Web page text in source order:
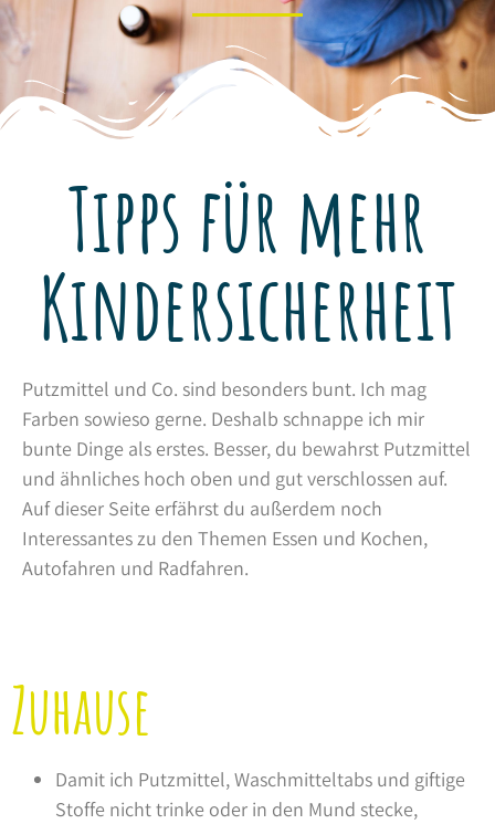
Tipps für mehr
Kindersicherheit
Putzmittel und Co. sind besonders bunt. Ich mag
Farben sowieso gerne. Deshalb schnappe ich mir
bunte Dinge als erstes. Besser, du bewahrst Putzmittel
und ähnliches hoch oben und gut verschlossen auf.
Auf dieser Seite erfährst du außerdem noch
Interessantes zu den Themen Essen und Kochen,
Autofahren und Radfahren.
Zuhause
Damit ich Putzmittel, Waschmitteltabs und giftige
Stoffe nicht trinke oder in den Mund stecke,